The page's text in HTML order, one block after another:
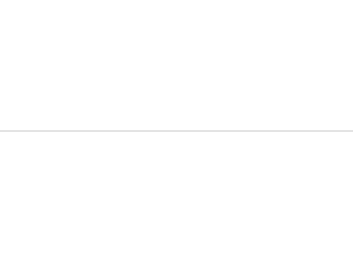
hoekbankhoes"